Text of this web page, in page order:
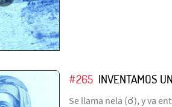
#265 INVENTAMOS
Se llama nela (☌), y va